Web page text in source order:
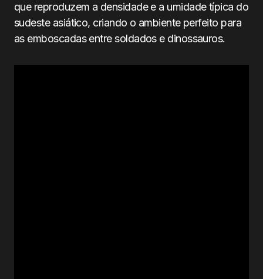
que reproduzem a densidade e a umidade típica do
sudeste asiático, criando o ambiente perfeito para
as emboscadas entre soldados e dinossauros.